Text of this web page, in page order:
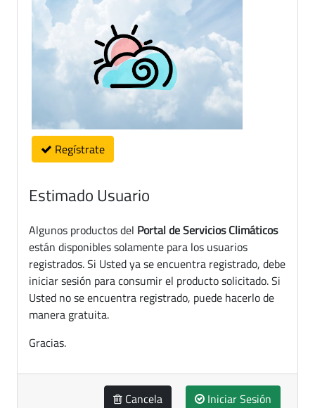
Regístrate
Estimado Usuario
Algunos productos del Portal de Servicios Climáticos
están disponibles solamente para los usuarios
registrados. Si Usted ya se encuentra registrado, debe
iniciar sesión para consumir el producto solicitado. Si
Usted no se encuentra registrado, puede hacerlo de
manera gratuita.
Gracias.
Cancela Iniciar Sesión